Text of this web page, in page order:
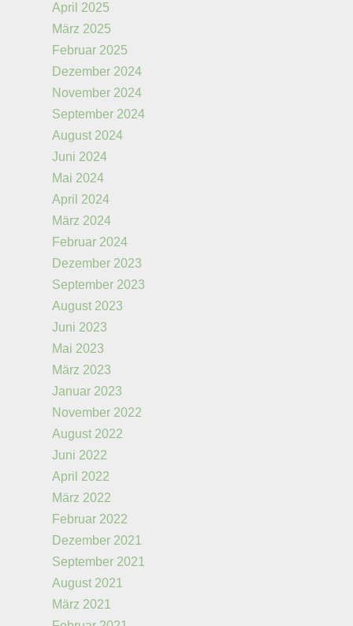
April 2025
März 2025
Februar 2025
Dezember 2024
November 2024
September 2024
August 2024
Juni 2024
Mai 2024
April 2024
März 2024
Februar 2024
Dezember 2023
September 2023
August 2023
Juni 2023
Mai 2023
März 2023
Januar 2023
November 2022
August 2022
Juni 2022
April 2022
März 2022
Februar 2022
Dezember 2021
September 2021
August 2021
März 2021